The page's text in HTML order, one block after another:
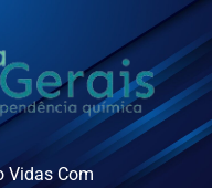
Vidas Com